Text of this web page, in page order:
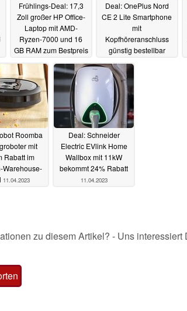
Frühlings-Deal: 17,3
Zoll großer HP Office-
Laptop mit AMD-
Ryzen-7000 und 16
GB RAM zum Bestpreis
19.04.2023
Deal: OnePlus Nord
CE 2 Lite Smartphone
mit
Kopfhöreranschluss
günstig bestellbar
15.04.2023
Roomba
mit
Rabatt im
Warehouse-
11.04.2023
Deal: Schneider
Electric EVlink Home
Wallbox mit 11kW
bekommt 24% Rabatt
11.04.2023
zu diesem Artikel? - Uns interessiert